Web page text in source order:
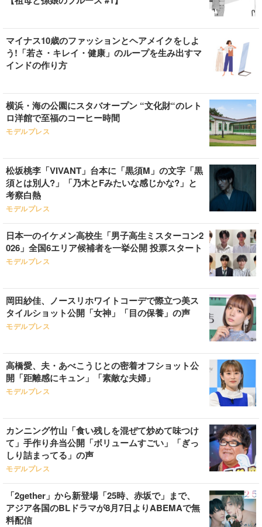
マイナス10歳のファッションとヘアメイクをしよ
う!「若さ・キレイ・健康」のループを生み出すマ
インドの作り方
横浜・海の公園にスタバオープン “文化財“のレト
ロ洋館で至福のコーヒー時間
モデルプレス
松坂桃李「VIVANT」台本に「黒須M」の文字「黒
須とは別人?」「乃木とFみたいな感じかな?」と
考察白熱
モデルプレス
日本一のイケメン高校生「男子高生ミスターコン2
026」全国6エリア候補者を一挙公開 投票スタート
モデルプレス
岡田紗佳、ノースリホワイトコーデで際立つ美ス
タイルショット公開「女神」「目の保養」の声
モデルプレス
高橋愛、夫・あべこうじとの密着オフショット公
開「距離感にキュン」「素敵な夫婦」
モデルプレス
カンニング竹山「食い残しを混ぜて炒めて味つけ
て」手作り弁当公開「ボリュームすごい」「ぎっ
しり詰まってる」の声
モデルプレス
「2gether」から新登場「25時、赤坂で」まで、
アジア各国のBLドラマが8月7日よりABEMAで無
料配信